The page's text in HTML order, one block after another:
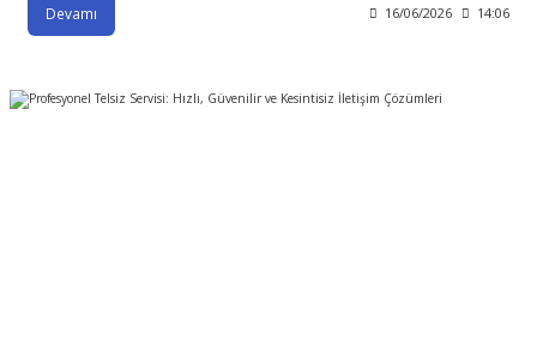
Devamı 16/06/2026 14:06